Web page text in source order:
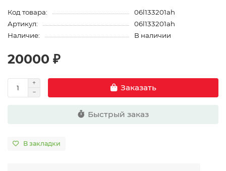
Код товара:
06l133201ah
Артикул:
06l133201ah
Наличие:
В наличии
20000 ₽
Заказать
Быстрый заказ
В закладки